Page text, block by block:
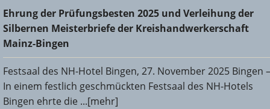
Ehrung der Prüfungsbesten 2025 und Verleihung der
Silbernen Meisterbriefe der Kreishandwerkerschaft Mainz-
Bingen
Ehrung der Prüfungsbesten 2025 und Verleihung der
Silbernen Meisterbriefe der Kreishandwerkerschaft
Mainz-Bingen
Festsaal des NH-Hotel Bingen, 27. November 2025 Bingen –
In einem festlich geschmückten Festsaal des NH-Hotels
Bingen ehrte die ...[mehr]